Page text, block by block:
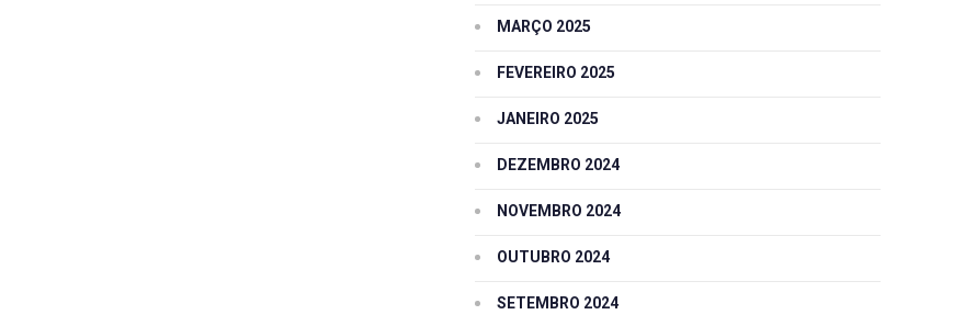
MARÇO 2025
FEVEREIRO 2025
JANEIRO 2025
DEZEMBRO 2024
NOVEMBRO 2024
OUTUBRO 2024
SETEMBRO 2024